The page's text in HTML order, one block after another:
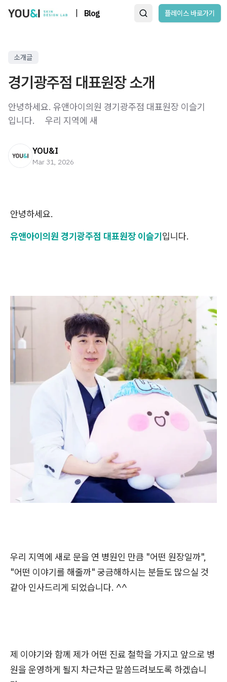
Blog 플레이스 바로가기
소개글
경기광주점 대표원장 소개
안녕하세요. 유앤아이의원 경기광주점 대표원장 이슬기
입니다. ​ ​ ​ ​ 우리 지역에 새
YOU&I
Mar 31, 2026
안녕하세요.
유앤아이의원 경기광주점 대표원장 이슬기입니다.
우리 지역에 새로 문을 연 병원인 만큼 "어떤 원장일까",
"어떤 이야기를 해줄까" 궁금해하시는 분들도 많으실 것
같아 인사드리게 되었습니다. ^^
제 이야기와 함께 제가 어떤 진료 철학을 가지고 앞으로 병
원을 운영하게 될지 차근차근 말씀드려보도록 하겠습니